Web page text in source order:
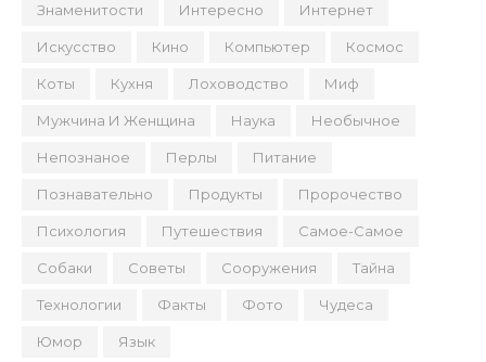
Знаменитости Интересно Интернет
Искусство Кино Компьютер Космос
Коты Кухня Лоховодство Миф
Мужчина И Женщина Наука Необычное
Непознаное Перлы Питание
Познавательно Продукты Пророчество
Психология Путешествия Самое-Самое
Собаки Советы Сооружения Тайна
Технологии Факты Фото Чудеса
Юмор Язык